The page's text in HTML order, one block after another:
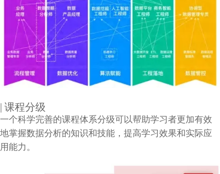
| 课程分级
一个科学完善的课程体系分级可以帮助学习者更加有效
地掌握数据分析的知识和技能，提高学习效果和实际应
用能力。